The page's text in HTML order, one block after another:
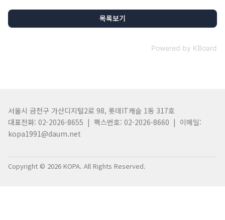
목록보기
Powered by KBoard
서울시 금천구 가산디지털2로 98, 롯데IT캐슬 1동 317호
대표전화: 02-2026-8655 | 팩스번호: 02-2026-8660 | 이메일:
kopa1991@daum.net
Copyright © 2026 KOPA. All Rights Reserved.